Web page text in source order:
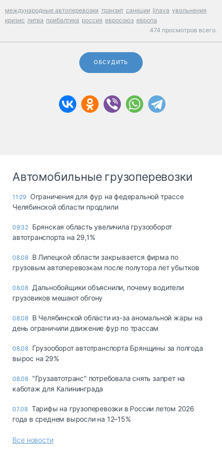
международные автоперевозки транзит санкции linava увольнения
кризис литва прибалтика россия евросоюз европа
474 просмотров всего.
ОБСУДИТЬ
Автомобильные грузоперевозки
11:29 Ограничения для фур на федеральной трассе
Челябинской области продлили
09:32 Брянская область увеличила грузооборот
автотранспорта на 29,1%
08.08 В Липецкой области закрывается фирма по
грузовым автоперевозкам после полутора лет убытков
08.08 Дальнобойщики объяснили, почему водители
грузовиков мешают обгону
08.08 В Челябинской области из-за аномальной жары на
день ограничили движение фур по трассам
08.08 Грузооборот автотранспорта Брянщины за полгода
вырос на 29%
08.08 "Грузавтотранс" потребовала снять запрет на
каботаж для Калининграда
07.08 Тарифы на грузоперевозки в России летом 2026
года в среднем выросли на 12–15%
Все новости